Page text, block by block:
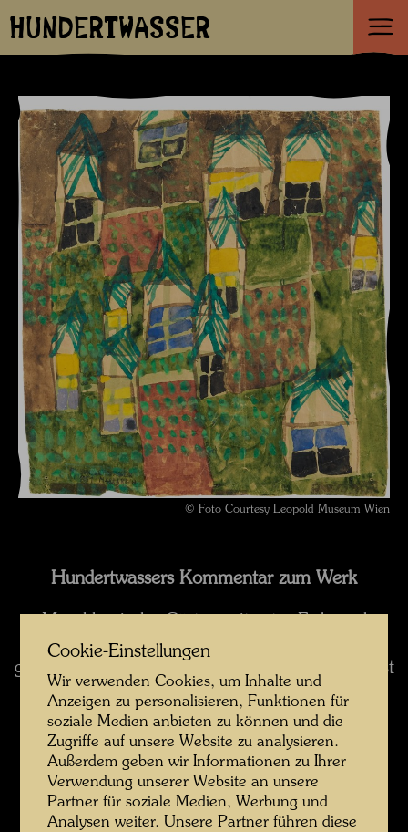
HUNDERTWASSER
© Foto Courtesy Leopold Museum Wien
Hundertwassers Kommentar zum Werk
grünen Dächern. Die Dächer der Häuser sind
grün, ganz selbstverständlich grün. Für Häuser ist
Gras die natürliche Bedachung. Grünes Gras
wächst am schönsten in roter Erde. Als ich
1946 bei einem Bauern arbeitete, sah ich, wie
braun die Erde war und wie grün das Gras, und
ich beschloß, Maler zu werden.(aus:
Hundertwasser Architektur, Köln 1996, S. 10 )
Cookie-Einstellungen
Wir verwenden Cookies, um Inhalte und
Anzeigen zu personalisieren, Funktionen für
soziale Medien anbieten zu können und die
Zugriffe auf unsere Website zu analysieren.
Außerdem geben wir Informationen zu Ihrer
Verwendung unserer Website an unsere
Partner für soziale Medien, Werbung und
Analysen weiter. Unsere Partner führen diese